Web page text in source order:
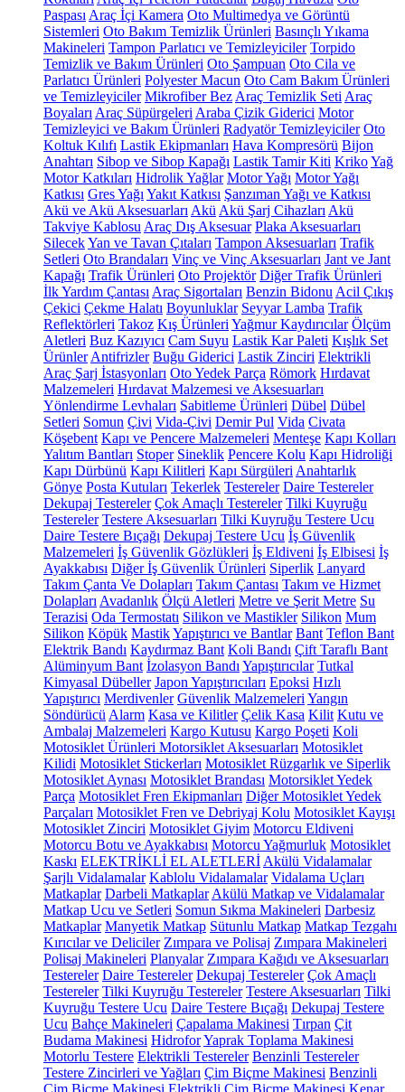
Paspası Araç İçi Kamera Oto Multimedya ve Görüntü
Sistemleri Oto Bakım Temizlik Ürünleri Basınçlı Yıkama
Makineleri Tampon Parlatıcı ve Temizleyiciler Torpido
Temizlik ve Bakım Ürünleri Oto Şampuan Oto Cila ve
Parlatıcı Ürünleri Polyester Macun Oto Cam Bakım Ürünleri
ve Temizleyiciler Mikrofiber Bez Araç Temizlik Seti Araç
Boyaları Araç Süpürgeleri Araba Çizik Giderici Motor
Temizleyici ve Bakım Ürünleri Radyatör Temizleyiciler Oto
Koltuk Kılıfı Lastik Ekipmanları Hava Kompresörü Bijon
Anahtarı Sibop ve Sibop Kapağı Lastik Tamir Kiti KrikoYağ
Motor Katkıları Hidrolik Yağlar Motor Yağı Motor Yağı
Katkısı Gres Yağı Yakıt Katkısı Şanzıman Yağı ve Katkısı
Akü ve Akü Aksesuarları Akü Akü Şarj Cihazları Akü
Takviye Kablosu Araç Dış Aksesuar Plaka Aksesuarları
SilecekYan ve Tavan Çıtaları Tampon Aksesuarları Trafik
Setleri Oto Brandaları Vinç ve Vinç Aksesuarları Jant ve Jant
Kapağı Trafik Ürünleri Oto Projektör Diğer Trafik Ürünleri
İlk Yardım Çantası Araç Sigortaları Benzin Bidonu Acil Çıkış
Çekici Çekme Halatı Boyunluklar Seyyar Lamba Trafik
Reflektörleri Takoz Kış Ürünleri Yağmur Kaydırıcılar Ölçüm
Aletleri Buz Kazıyıcı Cam Suyu Lastik Kar Paleti Kışlık Set
Ürünler Antifrizler Buğu Giderici Lastik Zinciri Elektrikli
Araç Şarj İstasyonları Oto Yedek Parça Römork Hırdavat
Malzemeleri Hırdavat Malzemesi ve Aksesuarları
Yönlendirme Levhaları Sabitleme Ürünleri Dübel Dübel
Setleri Somun Çivi Vida-Çivi Demir Pul Vida Civata
Köşebent Kapı ve Pencere Malzemeleri Menteşe Kapı Kolları
Yalıtım Bantları Stoper Sineklik Pencere Kolu Kapı Hidroliği
Kapı Dürbünü Kapı Kilitleri Kapı Sürgüleri Anahtarlık
Gönye Posta Kutuları Tekerlek Testereler Daire Testereler
Dekupaj Testereler Çok Amaçlı Testereler Tilki Kuyruğu
Testereler Testere Aksesuarları Tilki Kuyruğu Testere Ucu
Daire Testere Bıçağı Dekupaj Testere Ucu İş Güvenlik
Malzemeleri İş Güvenlik Gözlükleri İş Eldiveni İş Elbisesi İş
Ayakkabısı Diğer İş Güvenlik Ürünleri Siperlik Lanyard
Takım Çanta Ve Dolapları Takım Çantası Takım ve Hizmet
Dolapları Avadanlık Ölçü Aletleri Metre ve Şerit Metre Su
Terazisi Oda Termostatı Silikon ve Mastikler Silikon Mum
Silikon Köpük MastikYapıştırıcı ve Bantlar Bant Teflon Bant
Elektrik Bandı Kaydırmaz Bant Koli Bandı Çift Taraflı Bant
Alüminyum Bant İzolasyon Bandı Yapıştırıcılar Tutkal
Kimyasal Dübeller Japon Yapıştırıcıları Epoksi Hızlı
Yapıştırıcı Merdivenler Güvenlik Malzemeleri Yangın
Söndürücü Alarm Kasa ve Kilitler Çelik Kasa Kilit Kutu ve
Ambalaj Malzemeleri Kargo Kutusu Kargo Poşeti Koli
Motosiklet Ürünleri Motorsiklet Aksesuarları Motosiklet
Kilidi Motosiklet Stickerları Motosiklet Rüzgarlık ve Siperlik
Motosiklet Aynası Motosiklet Brandası Motorsiklet Yedek
Parça Motosiklet Fren Ekipmanları Diğer Motosiklet Yedek
Parçaları Motosiklet Fren ve Debriyaj Kolu Motosiklet Kayışı
Motosiklet Zinciri Motosiklet Giyim Motorcu Eldiveni
Motorcu Botu ve Ayakkabısı Motorcu Yağmurluk Motosiklet
Kaskı ELEKTRİKLİ EL ALETLERİ Akülü Vidalamalar
Şarjlı Vidalamalar Kablolu Vidalamalar Vidalama Uçları
Matkaplar Darbeli Matkaplar Akülü Matkap ve Vidalamalar
Matkap Ucu ve Setleri Somun Sıkma Makineleri Darbesiz
Matkaplar Manyetik Matkap Sütunlu Matkap Matkap Tezgahı
Kırıcılar ve Deliciler Zımpara ve Polisaj Zımpara Makineleri
Polisaj Makineleri Planyalar Zımpara Kağıdı ve Aksesuarları
Testereler Daire Testereler Dekupaj Testereler Çok Amaçlı
Testereler Tilki Kuyruğu Testereler Testere Aksesuarları Tilki
Kuyruğu Testere Ucu Daire Testere Bıçağı Dekupaj Testere
Ucu Bahçe Makineleri Çapalama Makinesi Tırpan Çit
Budama Makinesi HidroforYaprak Toplama Makinesi
Motorlu Testere Elektrikli Testereler Benzinli Testereler
Testere Zincirleri ve Yağları Çim Biçme Makinesi Benzinli
Çim Biçme Makinesi Elektrikli Çim Biçme Makinesi Kenar